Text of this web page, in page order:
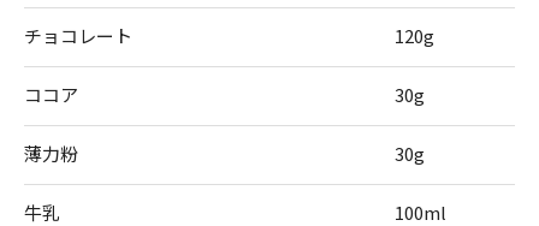
チョコレート 120g
ココア 30g
薄力粉 30g
牛乳 100ml